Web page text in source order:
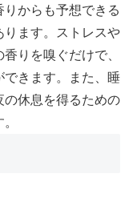
からも予想できる
ります。ストレスや
りを嗅ぐだけで、
できます。また、睡
の休息を得るための